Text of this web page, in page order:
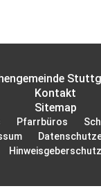
Kontakt
Sitemap
Pfarrbüros
Hinweisgeberschutz